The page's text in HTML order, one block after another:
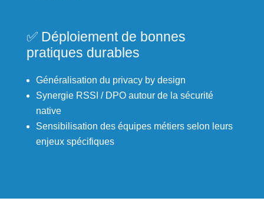
✅ Déploiement de bonnes
pratiques durables
Généralisation du privacy by design
Synergie RSSI / DPO autour de la sécurité
native
Sensibilisation des équipes métiers selon leurs
enjeux spécifiques